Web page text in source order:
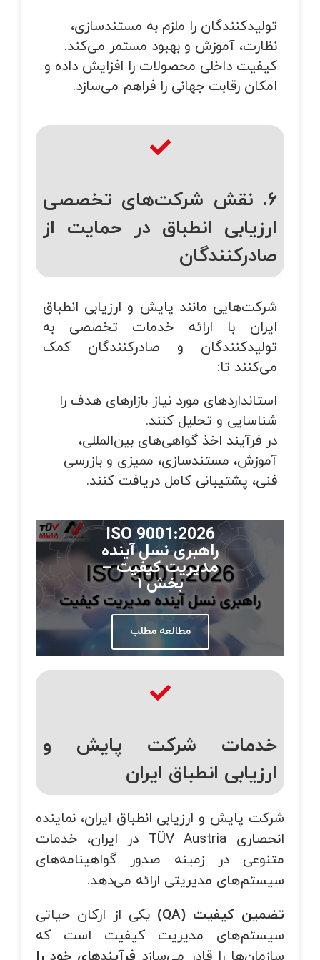
تولیدکنندگان را ملزم به مستندسازی،
نظارت، آموزش و بهبود مستمر می‌کند.
کیفیت داخلی محصولات را افزایش داده و
امکان رقابت جهانی را فراهم می‌سازد.
۶. نقش شرکت‌های تخصصی
ارزیابی انطباق در حمایت از
صادرکنندگان
شرکت‌هایی مانند پایش و ارزیابی انطباق
ایران با ارائه خدمات تخصصی به
تولیدکنندگان و صادرکنندگان کمک
می‌کنند تا:
استانداردهای مورد نیاز بازارهای هدف را
شناسایی و تحلیل کنند.
در فرآیند اخذ گواهی‌های بین‌المللی،
آموزش، مستندسازی، ممیزی و بازرسی
فنی، پشتیبانی کامل دریافت کنند.
ISO 9001:2026
راهبری نسل آینده
مدیریت کیفیت –
بخش ۱
مطالعه مطلب
خدمات شرکت پایش و
ارزیابی انطباق ایران
شرکت پایش و ارزیابی انطباق ایران، نماینده
انحصاری TÜV Austria در ایران، خدمات
متنوعی در زمینه صدور گواهینامه‌های
سیستم‌های مدیریتی ارائه می‌دهد.
تضمین کیفیت (QA)
یکی از ارکان حیاتی
سیستم‌های مدیریت کیفیت است که